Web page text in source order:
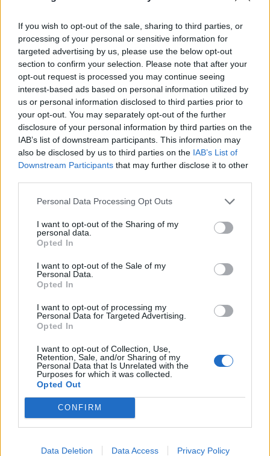
If you wish to opt-out of the sale, sharing to third parties, or
processing of your personal or sensitive information for
targeted advertising by us, please use the below opt-out
section to confirm your selection. Please note that after your
opt-out request is processed you may continue seeing
interest-based ads based on personal information utilized by
us or personal information disclosed to third parties prior to
your opt-out. You may separately opt-out of the further
disclosure of your personal information by third parties on the
IAB’s list of downstream participants. This information may
also be disclosed by us to third parties on the IAB’s List of
Downstream Participants that may further disclose it to other
Personal Data Processing Opt Outs
I want to opt-out of the Sharing of my
personal data.
Opted In
I want to opt-out of the Sale of my
Personal Data.
Opted In
I want to opt-out of processing my
Personal Data for Targeted Advertising.
Opted In
I want to opt-out of Collection, Use,
Retention, Sale, and/or Sharing of my
Personal Data that Is Unrelated with the
Purposes for which it was collected.
Opted Out
CONFIRM
Data Deletion Data Access Privacy Policy
Франция ще забрани рекламните
обаждания без съгласието на
абонатите от 11 август
07.08.2026 / 14:30
Хирошима призова за мир и
недопускане на нова ядрена трагедия
07.08.2026 / 14:00